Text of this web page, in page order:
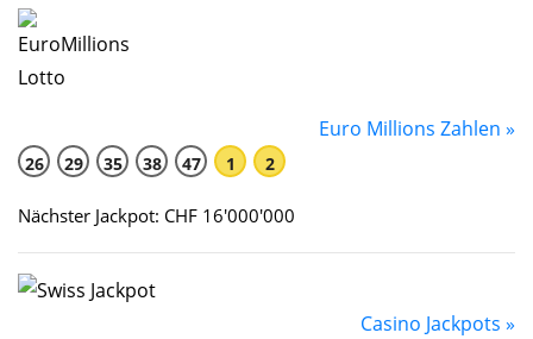
Euro Millions Zahlen »
26 29 35 38 47 1 2
Nächster Jackpot: CHF 16'000'000
Casino Jackpots »